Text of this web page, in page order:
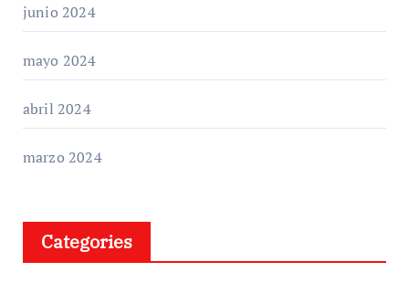
junio 2024
mayo 2024
abril 2024
marzo 2024
Categories